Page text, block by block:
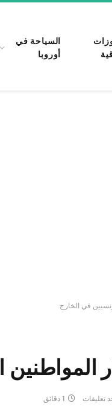
السياحة في
أوروبا
في الخارج
تعليقات 1 دقائق